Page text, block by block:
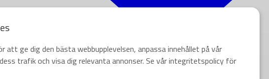
att ge dig den bästa webbupplevelsen, anpassa innehållet på vår
trafik och visa dig relevanta annonser. Se vår integritetspolicy för